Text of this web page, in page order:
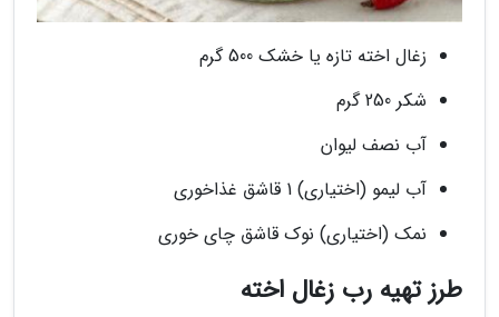
زغال اخته تازه یا خشک 500 گرم
شکر 250 گرم
آب نصف لیوان
آب لیمو (اختیاری) 1 قاشق غذاخوری
نمک (اختیاری) نوک قاشق چای خوری
طرز تهیه رب زغال اخته